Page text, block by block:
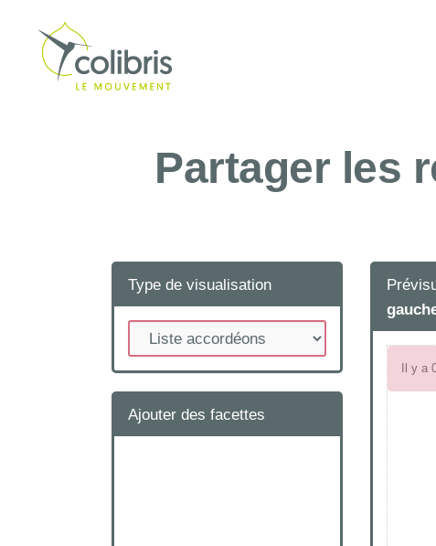
Partager les
Type de visualisation
Ajouter des facettes